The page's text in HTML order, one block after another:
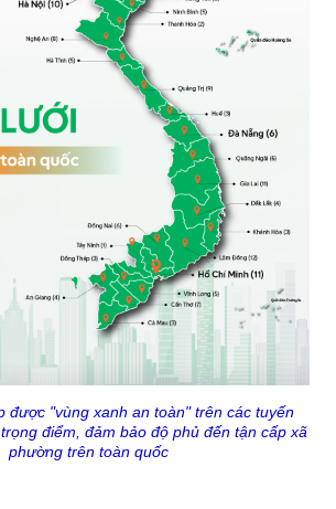
được "vùng xanh an toàn" trên các tuyến
điểm, đảm bảo độ phủ đến tận cấp xã
phường trên toàn quốc